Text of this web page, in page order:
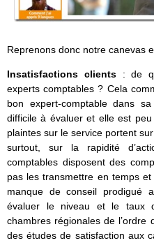
Reprenons donc notre canevas
Insatisfactions clients : de
experts comptables ? Cela
bon expert-comptable dans
difficile à évaluer et elle est
plaintes sur le service portent
surtout, sur la rapidité
comptables disposent des
pas les transmettre en temps
manque de conseil prodigué
évaluer le niveau et le taux
chambres régionales de l’ordre
des études de satisfaction aux